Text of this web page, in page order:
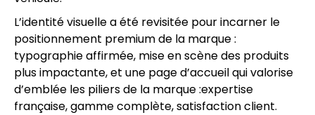
L’identité visuelle a été revisitée pour incarner le
positionnement premium de la marque :
typographie affirmée, mise en scène des produits
plus impactante, et une page d’accueil qui valorise
d’emblée les piliers de la marque :expertise
française, gamme complète, satisfaction client.